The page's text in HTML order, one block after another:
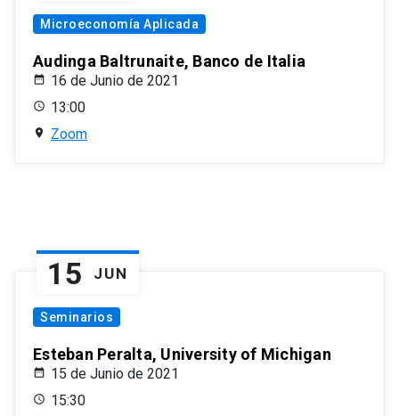
Microeconomía Aplicada
Audinga Baltrunaite, Banco de Italia
16 de Junio de 2021
13:00
Zoom
15 JUN
Seminarios
Esteban Peralta, University of Michigan
15 de Junio de 2021
15:30